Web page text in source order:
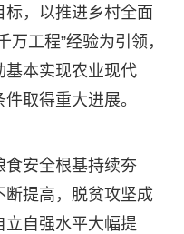
，以推进乡村全面
工程”经验为引领，
基本实现农业现代
取得重大进展。
食安全根基持续夯
断提高，脱贫攻坚成
立自强水平大幅提